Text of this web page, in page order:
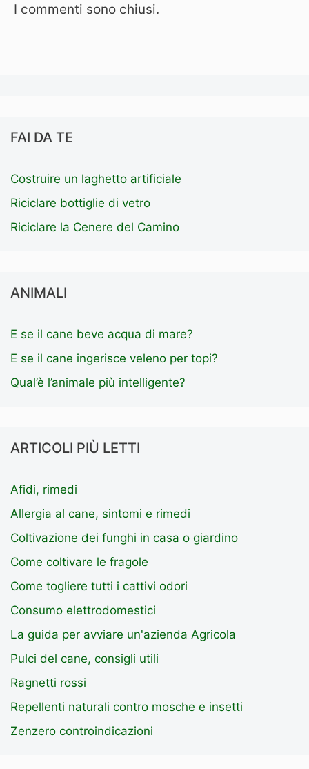
I commenti sono chiusi.
FAI DA TE
Costruire un laghetto artificiale
Riciclare bottiglie di vetro
Riciclare la Cenere del Camino
ANIMALI
E se il cane beve acqua di mare?
E se il cane ingerisce veleno per topi?
Qual’è l’animale più intelligente?
ARTICOLI PIÙ LETTI
Afidi, rimedi
Allergia al cane, sintomi e rimedi
Coltivazione dei funghi in casa o giardino
Come coltivare le fragole
Come togliere tutti i cattivi odori
Consumo elettrodomestici
La guida per avviare un'azienda Agricola
Pulci del cane, consigli utili
Ragnetti rossi
Repellenti naturali contro mosche e insetti
Zenzero controindicazioni